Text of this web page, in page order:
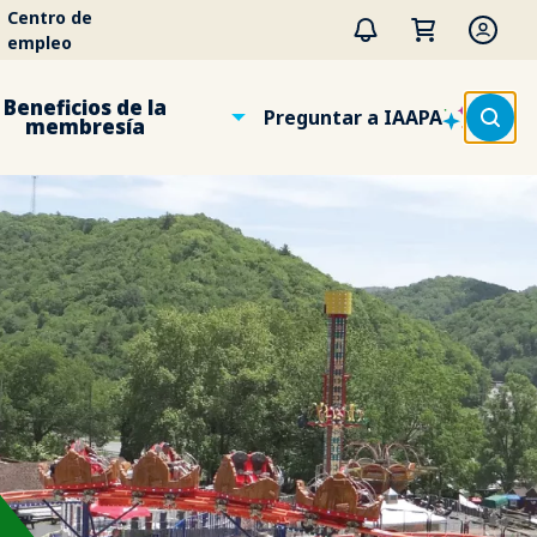
Centro de
empleo
Beneficios de la
membresía Preguntar a IAAPA